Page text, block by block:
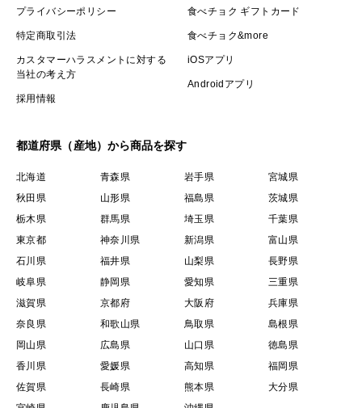
プライバシーポリシー
特定商取引法
カスタマーハラスメントに対する
当社の考え方
採用情報
食べチョク ギフトカード
食べチョク&more
iOSアプリ
Androidアプリ
都道府県（産地）から商品を探す
北海道 青森県 岩手県
宮城県
秋田県
山形県 福島県
茨城県
栃木県
群馬県 埼玉県
千葉県
東京都
神奈川県 新潟県
富山県
石川県
福井県 山梨県
長野県
岐阜県
静岡県 愛知県
三重県
滋賀県
京都府 大阪府
兵庫県
奈良県
和歌山県 鳥取県
島根県
岡山県
広島県 山口県
徳島県
香川県
愛媛県 高知県
福岡県
佐賀県
長崎県 熊本県
大分県